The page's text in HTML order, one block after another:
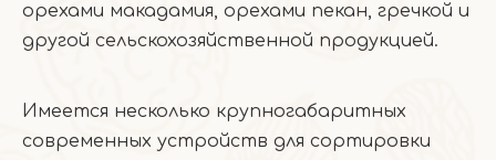
орехами макадамия, орехами пекан, гречкой и
другой сельскохозяйственной продукцией.
Имеется несколько крупногабаритных
современных устройств для сортировки